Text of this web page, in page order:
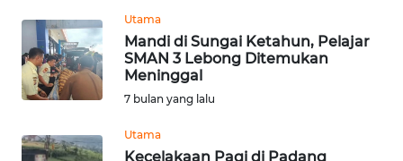
Utama
Mandi di Sungai Ketahun, Pelajar
SMAN 3 Lebong Ditemukan
Meninggal
7 bulan yang lalu
Utama
Kecelakaan Pagi di Padang
WN
SAMOSIR
WN